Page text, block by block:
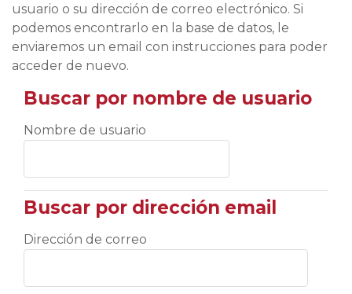
usuario o su dirección de correo electrónico. Si
podemos encontrarlo en la base de datos, le
enviaremos un email con instrucciones para poder
acceder de nuevo.
Buscar por nombre de usuario
Buscar por nombre de usuario
Nombre de usuario
Buscar por dirección email
Buscar por dirección email
Dirección de correo